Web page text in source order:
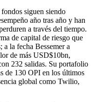
siguen siendo
año tras año y han
a través del tiempo.
de capital de riesgo que
a la fecha Bessemer a
de más USD$10bn,
232 salidas. Su portafolio
de 130 OPI en los últimos
global como Twilio,